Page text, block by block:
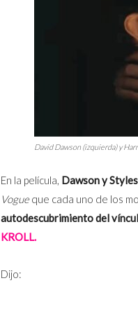
David Dawson (izquierda) y
En la película, Dawson y
Vogueque cada uno de los
autodescubrimiento del
KROLL.
Dijo: